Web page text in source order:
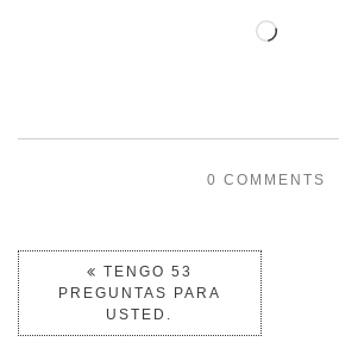
0 COMMENTS
TENGO 53
PREGUNTAS PARA
USTED.